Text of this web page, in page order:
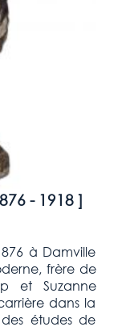
- 1918]
à Damville
frère de
et Suzanne
dans la
études de